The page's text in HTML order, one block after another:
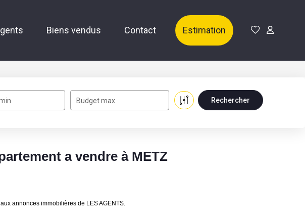
Biens vendus Contact Estimation
Budget max
a vendre à METZ
annonces immobilières de LES AGENTS.